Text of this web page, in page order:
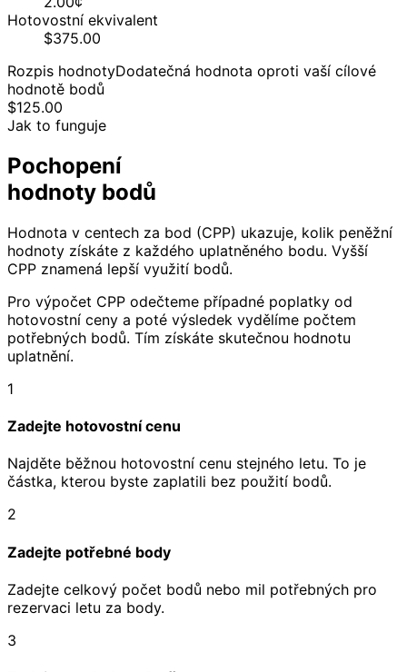
Hotovostní ekvivalent
$375.00
Rozpis hodnotyDodatečná hodnota oproti vaší cílové
hodnotě bodů
$125.00
Jak to funguje
Pochopení
hodnoty bodů
Hodnota v centech za bod (CPP) ukazuje, kolik peněžní
hodnoty získáte z každého uplatněného bodu. Vyšší
CPP znamená lepší využití bodů.
Pro výpočet CPP odečteme případné poplatky od
hotovostní ceny a poté výsledek vydělíme počtem
potřebných bodů. Tím získáte skutečnou hodnotu
uplatnění.
1
Zadejte hotovostní cenu
Najděte běžnou hotovostní cenu stejného letu. To je
částka, kterou byste zaplatili bez použití bodů.
2
Zadejte potřebné body
Zadejte celkový počet bodů nebo mil potřebných pro
rezervaci letu za body.
3